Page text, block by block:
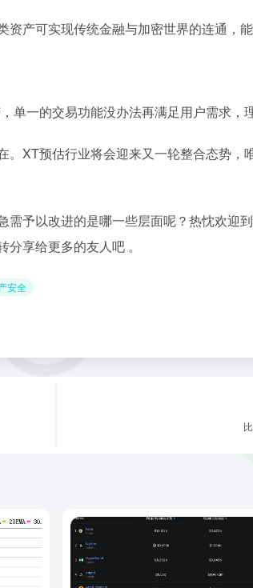
产可实现传统金融与加密世界的连通，
一的交易功能没办法再满足用户需求，
XT预估行业将会迎来又一轮整合态势
予以改进的是哪一些层面呢？热忱欢迎
享给更多的友人吧 。
安全